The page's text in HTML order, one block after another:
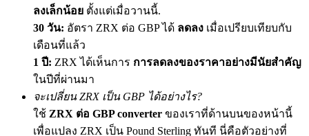
BTC Welcome Rewards
Deposit & Trade BTC to Share 25000 USDT prize pool!
Deposit CASHCAT & Win
ลงเล็กน้อย ตั้งแต่เมื่อวานนี้.
30 วัน: อัตรา ZRX ต่อ GBP ได้ ลดลง เมื่อเปรียบเทียบกับ
เดือนที่แล้ว
1 ปี: ZRX ได้เห็นการ การลดลงของราคาอย่างมีนัยสำคัญ
ในปีที่ผ่านมา
จะเปลี่ยน ZRX เป็น GBP ได้อย่างไร?
ใช้ ZRX ต่อ GBP converter ของเราที่ด้านบนของหน้านี้
เพื่อแปลง ZRX เป็น Pound Sterling ทันที นี่คือตัวอย่างที่